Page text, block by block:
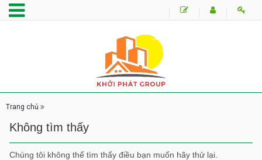
Trang chủ
Không tìm thấy
Chúng tôi không thể tìm thấy điều bạn muốn hãy thử lại.